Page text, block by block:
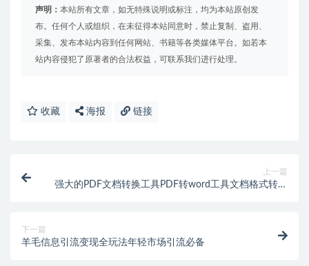
声明： 本站所有文章，如无特殊说明或标注，均为本站原创发
布。任何个人或组织，在未征得本站同意时，禁止复制、盗用、
采集、发布本站内容到任何网站、书籍等各类媒体平台。如若本
站内容侵犯了原著者的合法权益，可联系我们进行处理。
收藏 海报 链接
上一篇
强大的PDF文档转换工具PDF转word工具文档格式转换
下一篇
羊毛信息引流变现全玩法年轻市场引流必备